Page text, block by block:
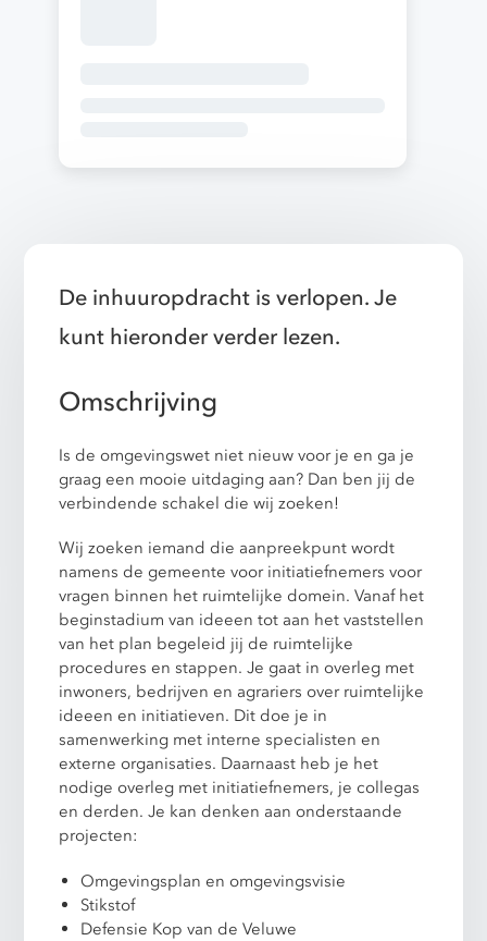
De inhuuropdracht is verlopen. Je
kunt hieronder verder lezen.
Omschrijving
Is de omgevingswet niet nieuw voor je en ga je
graag een mooie uitdaging aan? Dan ben jij de
verbindende schakel die wij zoeken!
Wij zoeken iemand die aanpreekpunt wordt
namens de gemeente voor initiatiefnemers voor
vragen binnen het ruimtelijke domein. Vanaf het
beginstadium van ideeen tot aan het vaststellen
van het plan begeleid jij de ruimtelijke
procedures en stappen. Je gaat in overleg met
inwoners, bedrijven en agrariers over ruimtelijke
ideeen en initiatieven. Dit doe je in
samenwerking met interne specialisten en
externe organisaties. Daarnaast heb je het
nodige overleg met initiatiefnemers, je collegas
en derden. Je kan denken aan onderstaande
projecten:
Omgevingsplan en omgevingsvisie
Stikstof
Defensie Kop van de Veluwe